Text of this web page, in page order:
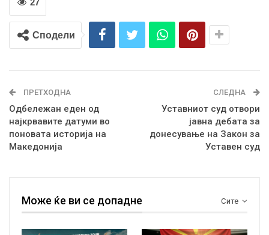
Сподели
ПРЕТХОДНА
Одбележан еден од
најкрвавите датуми во
поновата историја на
Македонија
СЛЕДНА
Уставниот суд отвори
јавна дебата за
донесување на Закон за
Уставен суд
Сите
Може ќе ви се допадне